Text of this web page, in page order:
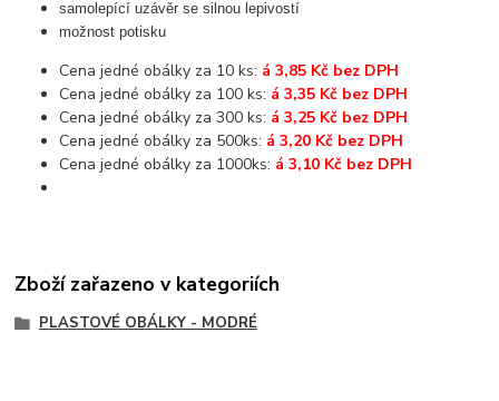
samolepící uzávěr se silnou lepivostí
možnost potisku
Cena jedné obálky za 10 ks: á 3,85 Kč bez DPH
Cena jedné obálky za 100 ks: á 3,35 Kč bez DPH
Cena jedné obálky za 300 ks: á 3,25 Kč bez DPH
Cena jedné obálky za 500ks: á 3,20 Kč bez DPH
Cena jedné obálky za 1000ks: á 3,10 Kč bez DPH
Zboží zařazeno v kategoriích
PLASTOVÉ OBÁLKY - MODRÉ